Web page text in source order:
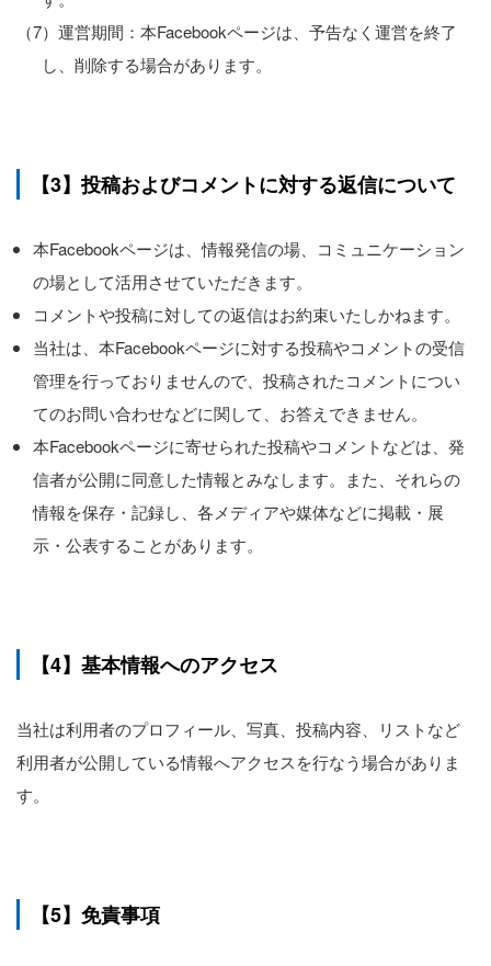
（7）運営期間：本Facebookページは、予告なく運営を終了
し、削除する場合があります。
【3】投稿およびコメントに対する返信について
本Facebookページは、情報発信の場、コミュニケーション
の場として活用させていただきます。
コメントや投稿に対しての返信はお約束いたしかねます。
当社は、本Facebookページに対する投稿やコメントの受信
管理を行っておりませんので、投稿されたコメントについ
てのお問い合わせなどに関して、お答えできません。
本Facebookページに寄せられた投稿やコメントなどは、発
信者が公開に同意した情報とみなします。また、それらの
情報を保存・記録し、各メディアや媒体などに掲載・展
示・公表することがあります。
【4】基本情報へのアクセス
当社は利用者のプロフィール、写真、投稿内容、リストなど
利用者が公開している情報へアクセスを行なう場合がありま
す。
【5】免責事項